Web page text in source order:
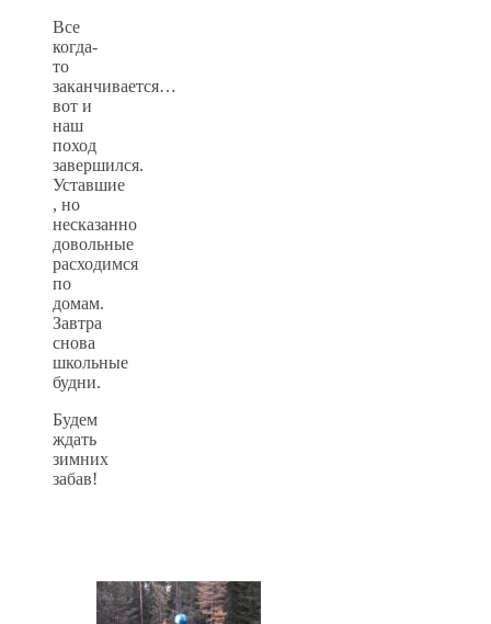
Все
когда-
то
заканчивается…
вот и
наш
поход
завершился.
Уставшие
, но
несказанно
довольные
расходимся
по
домам.
Завтра
снова
школьные
будни.
Будем
ждать
зимних
забав!